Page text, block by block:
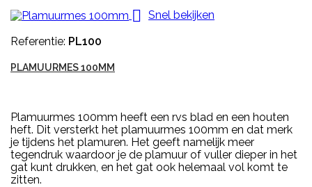
 Snel bekijken
Referentie: PL100
PLAMUURMES 100MM
Plamuurmes 100mm heeft een rvs blad en een houten
heft. Dit versterkt het plamuurmes 100mm en dat merk
je tijdens het plamuren. Het geeft namelijk meer
tegendruk waardoor je de plamuur of vuller dieper in het
gat kunt drukken, en het gat ook helemaal vol komt te
zitten.